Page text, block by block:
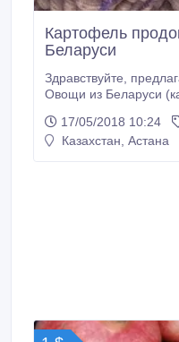
Картофель
Беларуси
Здравствуйте, предлагаем овощи из Беларуси!
Овощи из Беларуси (картофель, морковь, лук,
картофель сорт: Янка. Цена
проволочника и прочих
17/05/2018 10:24
Казахстан, Астана